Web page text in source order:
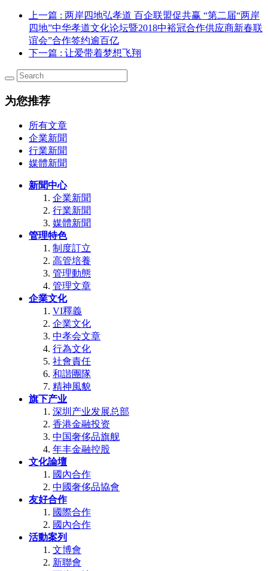
上一篇 : 两岸四地弘孝道 百企联盟促共赢 “第二届“两岸
四地”中华孝道文化论坛暨2018中裕冠合作供应商新春联
谊会”合作签约逾百亿
下一篇 : 让爱带着梦想飞翔
为您推荐
所有文章
企業新聞
行業新聞
媒體新聞
新聞中心
企業新聞
行業新聞
媒體新聞
管理特色
制度訂立
高管培養
管理動態
管理文章
企業文化
VI釋義
企業文化
中孝会文章
行為文化
社會責任
和諧團隊
精神風貌
旗下产业
深圳产业发展总部
香港金融投资
中国奢侈品旗舰
年丰金融控股
文化論壇
國內合作
中國奢侈品協會
友好合作
國際合作
國內合作
活動案列
文博會
新聯會